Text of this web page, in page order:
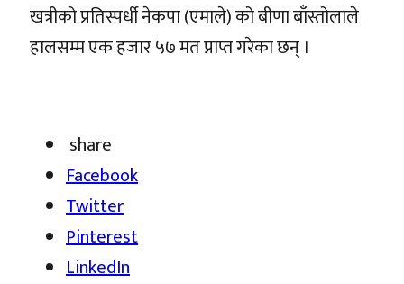
खत्रीको प्रतिस्पर्धी नेकपा (एमाले) को बीणा बाँस्तोलाले
हालसम्म एक हजार ५७ मत प्राप्त गरेका छन् ।
share
Facebook
Twitter
Pinterest
LinkedIn